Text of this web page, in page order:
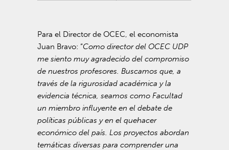
Para el Director de OCEC, el economista
Juan Bravo: “Como director del OCEC UDP
me siento muy agradecido del compromiso
de nuestros profesores. Buscamos que, a
través de la rigurosidad académica y la
evidencia técnica, seamos como Facultad
un miembro influyente en el debate de
políticas públicas y en el quehacer
económico del país. Los proyectos abordan
temáticas diversas para comprender una